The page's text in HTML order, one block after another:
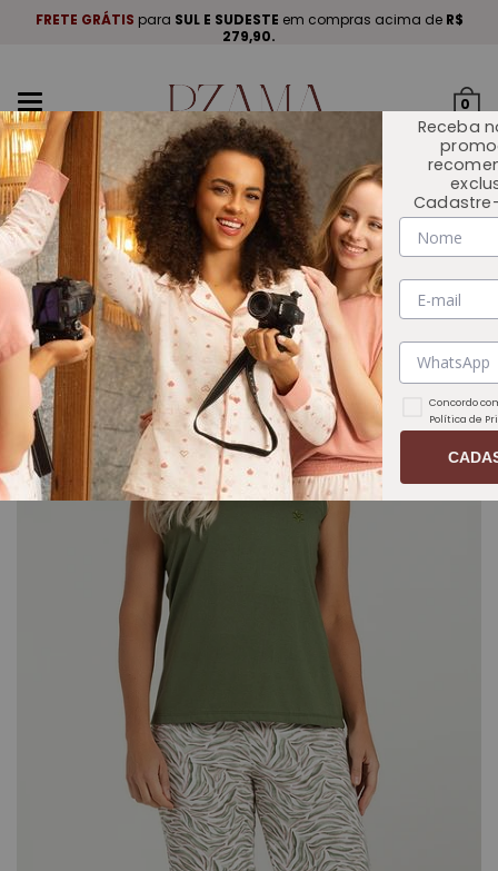
FRETE GRÁTIS para SUL E SUDESTE em compras acima de R$
279,90.
navegação
0
INÍCIO OUTLET 🏷️
Receba
Concordo
Política de